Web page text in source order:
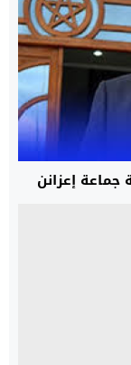
إعزانن